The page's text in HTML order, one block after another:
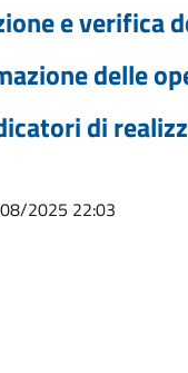
e verifica
delle
di
2025 22:03